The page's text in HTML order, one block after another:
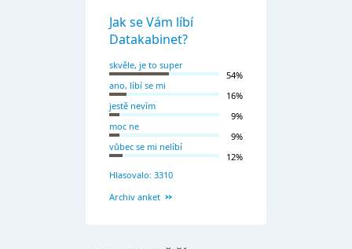
Jak se Vám líbí
Datakabinet?
skvěle, je to super
54%
ano, líbí se mi
16%
jestě nevím
9%
moc ne
9%
vůbec se mi nelíbí
12%
Hlasovalo: 3310
Archiv anket